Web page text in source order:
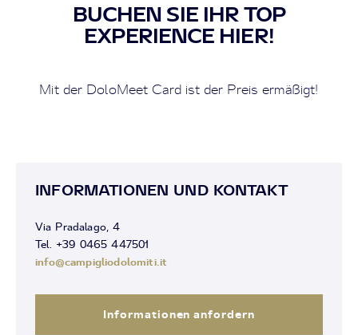
BUCHEN SIE IHR TOP
EXPERIENCE HIER!
Mit der DoloMeet Card ist der Preis ermäßigt!
INFORMATIONEN UND KONTAKT
Via Pradalago, 4
Tel. +39 0465 447501
info@campigliodolomiti.it
Informationen anfordern